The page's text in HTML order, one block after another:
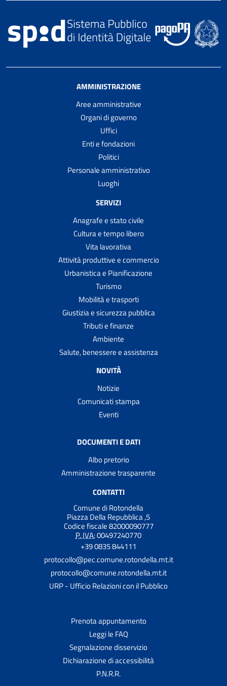
AMMINISTRAZIONE
Aree amministrative
Organi di governo
Uffici
Enti e fondazioni
Politici
Personale amministrativo
Luoghi
SERVIZI
Anagrafe e stato civile
Cultura e tempo libero
Vita lavorativa
Attività produttive e commercio
Urbanistica e Pianificazione
Turismo
Mobilità e trasporti
Giustizia e sicurezza pubblica
Tributi e finanze
Ambiente
Salute, benessere e assistenza
NOVITÀ
Notizie
Comunicati stampa
Eventi
DOCUMENTI E DATI
Albo pretorio
Amministrazione trasparente
CONTATTI
Comune di Rotondella
Piazza Della Repubblica ,5
Codice fiscale 82000090777
P. IVA:00497240770
+39 0835 844111
protocollo@pec.comune.rotondella.mt.it
protocollo@comune.rotondella.mt.it
URP - Ufficio Relazioni con il Pubblico
Prenota appuntamento
Leggi le FAQ
Segnalazione disservizio
Dichiarazione di accessibilità
P.N.R.R.